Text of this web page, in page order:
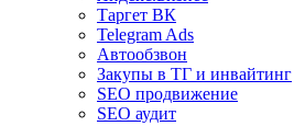
Таргет ВК
Telegram Ads
Автообзвон
Закупы в ТГ и инвайтинг
SEO продвижение
SEO аудит